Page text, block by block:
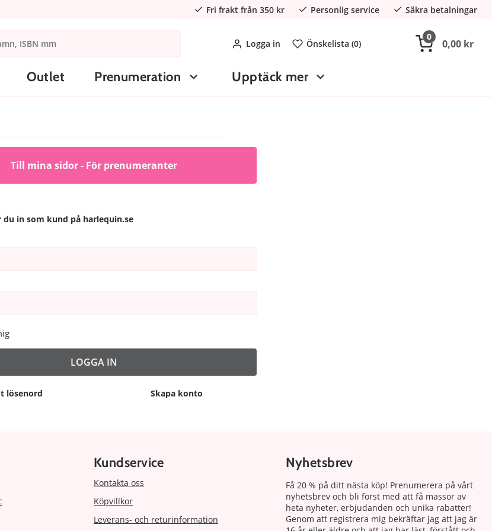
Fri frakt från 350 kr Personlig service Säkra betalningar
Logga in Önskelista (0)
0
0,00 kr
Outlet Prenumeration Upptäck mer
Till mina sidor - För prenumeranter
du in som kund på harlequin.se
lösenord Skapa konto
Kundservice
Kontakta oss
Köpvillkor
Leverans- och returinformation
Nyhetsbrev
Få 20 % på ditt nästa köp! Prenumerera på vårt
nyhetsbrev och bli först med att få massor av
heta nyheter, erbjudanden och unika rabatter!
Genom att registrera mig bekräftar jag att jag är